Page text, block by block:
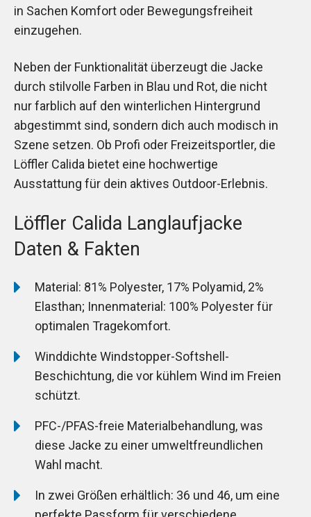
in Sachen Komfort oder Bewegungsfreiheit
einzugehen.
Neben der Funktionalität überzeugt die Jacke
durch stilvolle Farben in Blau und Rot, die nicht
nur farblich auf den winterlichen Hintergrund
abgestimmt sind, sondern dich auch modisch in
Szene setzen. Ob Profi oder Freizeitsportler, die
Löffler Calida bietet eine hochwertige
Ausstattung für dein aktives Outdoor-Erlebnis.
Löffler Calida Langlaufjacke
Daten & Fakten
Material: 81% Polyester, 17% Polyamid, 2%
Elasthan; Innenmaterial: 100% Polyester für
optimalen Tragekomfort.
Winddichte Windstopper-Softshell-
Beschichtung, die vor kühlem Wind im Freien
schützt.
PFC-/PFAS-freie Materialbehandlung, was
diese Jacke zu einer umweltfreundlichen
Wahl macht.
In zwei Größen erhältlich: 36 und 46, um eine